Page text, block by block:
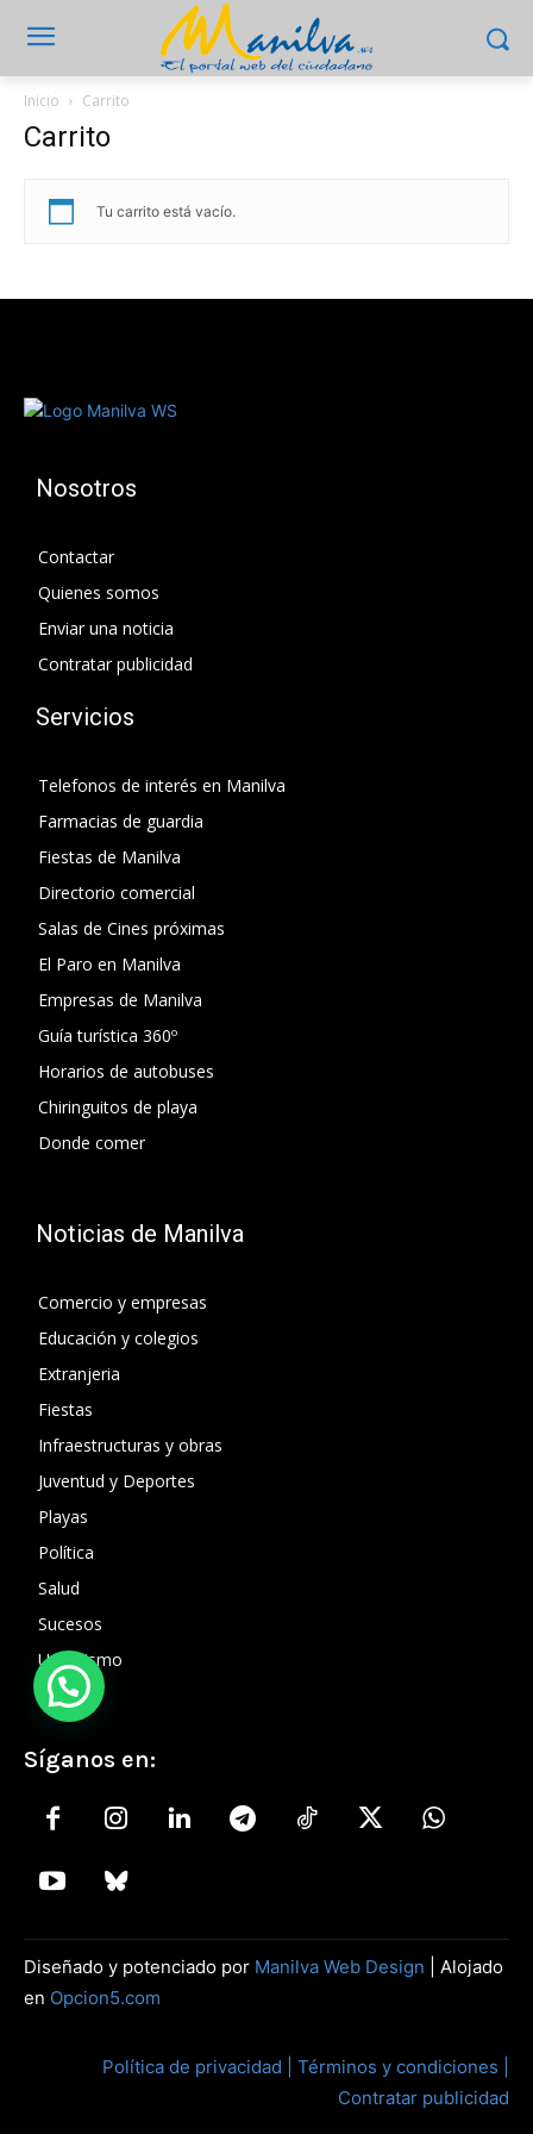
Inicio Carrito
Carrito
Tu carrito está vacío.
Nosotros
Contactar
Quienes somos
Enviar una noticia
Contratar publicidad
Servicios
Telefonos de interés en Manilva
Farmacias de guardia
Fiestas de Manilva
Directorio comercial
Salas de Cines próximas
El Paro en Manilva
Empresas de Manilva
Guía turística 360º
Horarios de autobuses
Chiringuitos de playa
Donde comer
Noticias de Manilva
Comercio y empresas
Educación y colegios
Extranjeria
Fiestas
Infraestructuras y obras
Juventud y Deportes
Playas
Política
Salud
Sucesos
Urbanismo
Síganos en:
Diseñado y potenciado por Manilva Web Design | Alojado
en Opcion5.com
Política de privacidad | Términos y condiciones |
Contratar publicidad